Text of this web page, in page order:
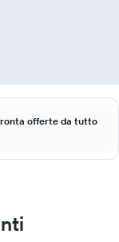
offerte da tutto